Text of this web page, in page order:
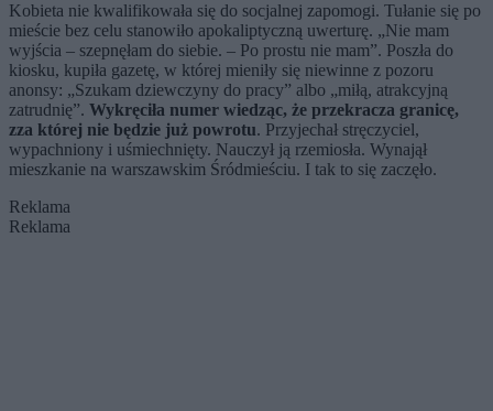
Kobieta nie kwalifikowała się do socjalnej zapomogi. Tułanie się po
mieście bez celu stanowiło apokaliptyczną uwerturę. „Nie mam
wyjścia – szepnęłam do siebie. – Po prostu nie mam”. Poszła do
kiosku, kupiła gazetę, w której mieniły się niewinne z pozoru
anonsy: „Szukam dziewczyny do pracy” albo „miłą, atrakcyjną
zatrudnię”. Wykręciła numer wiedząc, że przekracza granicę,
zza której nie będzie już powrotu. Przyjechał stręczyciel,
wypachniony i uśmiechnięty. Nauczył ją rzemiosła. Wynajął
mieszkanie na warszawskim Śródmieściu. I tak to się zaczęło.
Reklama
Reklama